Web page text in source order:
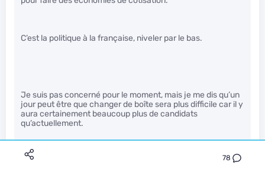
78
C’est la politique à la française, niveler par le bas.
Je suis pas concerné pour le moment, mais je me dis qu’un
jour peut être que changer de boîte sera plus difficile car il y
aura certainement beaucoup plus de candidats
qu’actuellement.